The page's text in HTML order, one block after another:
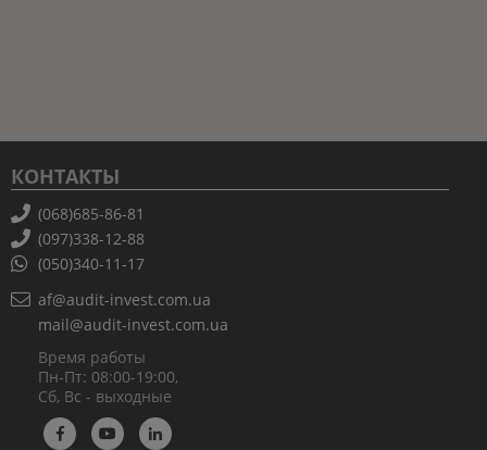
КОНТАКТЫ
(068)685-86-81
(097)338-12-88
(050)340-11-17
af@audit-invest.com.ua
mail@audit-invest.com.ua
Время работы
Пн-Пт: 08:00-19:00,
Сб, Вс - выходные